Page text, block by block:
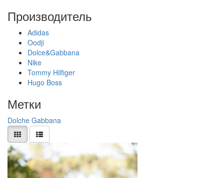
Производитель
Adidas
Oodji
Dolce&Gabbana
Nike
Tommy Hilfiger
Hugo Boss
Метки
Dolche Gabbana